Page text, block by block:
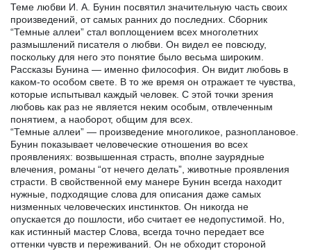
Теме любви И. А. Бунин посвятил значительную часть своих
произведений, от самых ранних до последних. Сборник
“Темные аллеи” стал воплощением всех многолетних
размышлений писателя о любви. Он видел ее повсюду,
поскольку для него это понятие было весьма широким.
Рассказы Бунина — именно философия. Он видит любовь в
каком-то особом свете. В то же время он отражает те чувства,
которые испытывал каждый человек. С этой точки зрения
любовь как раз не является неким особым, отвлеченным
понятием, а наоборот, общим для всех.
“Темные аллеи” — произведение многоликое, разноплановое.
Бунин показывает человеческие отношения во всех
проявлениях: возвышенная страсть, вполне заурядные
влечения, романы “от нечего делать”, животные проявления
страсти. В свойственной ему манере Бунин всегда находит
нужные, подходящие слова для описания даже самых
низменных человеческих инстинктов. Он никогда не
опускается до пошлости, ибо считает ее недопустимой. Но,
как истинный мастер Слова, всегда точно передает все
оттенки чувств и переживаний. Он не обходит стороной